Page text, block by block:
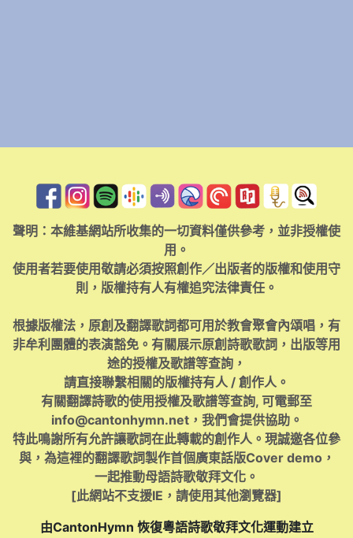
聲明：本維基網站所收集的一切資料僅供參考，並非授權使
用。
使用者若要使用敬請必須按照創作／出版者的版權和使用守
則，版權持有人有權追究法律責任。
根據版權法，原創及翻譯歌詞都可用於教會聚會內頌唱，有
非牟利團體的表演豁免。有關展示原創詩歌歌詞，出版等用
途的授權及歌譜等查詢，
請直接聯繫相關的版權持有人 / 創作人。
有關翻譯詩歌的使用授權及歌譜等查詢, 可電郵至
info@cantonhymn.net，我們會提供協助。
特此鳴謝所有允許讓歌詞在此轉載的創作人。現誠邀各位參
與，為這裡的翻譯歌詞製作首個廣東話版Cover demo，
一起推動母語詩歌敬拜文化。
[此網站不支援IE，請使用其他瀏覽器]
由CantonHymn 恢復粵語詩歌敬拜文化運動建立